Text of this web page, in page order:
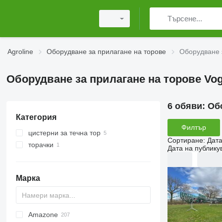
Agroline Оборудване за прилагане на торове Оборудване
Оборудване за прилагане на торове
Категория
цистерни за течна тор
торачки
Марка
Exacta
XPL
Amazone
6 обяви:
Филтър
Сортиране:
Дата на